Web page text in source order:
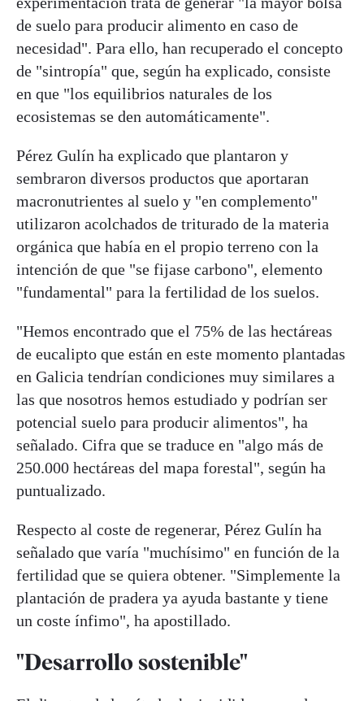
de suelo para producir alimento en caso de
necesidad". Para ello, han recuperado el concepto
de "sintropía" que, según ha explicado, consiste
en que "los equilibrios naturales de los
ecosistemas se den automáticamente".
Pérez Gulín ha explicado que plantaron y
sembraron diversos productos que aportaran
macronutrientes al suelo y "en complemento"
utilizaron acolchados de triturado de la materia
orgánica que había en el propio terreno con la
intención de que "se fijase carbono", elemento
"fundamental" para la fertilidad de los suelos.
"Hemos encontrado que el 75% de las hectáreas
de eucalipto que están en este momento plantadas
en Galicia tendrían condiciones muy similares a
las que nosotros hemos estudiado y podrían ser
potencial suelo para producir alimentos", ha
señalado. Cifra que se traduce en "algo más de
250.000 hectáreas del mapa forestal", según ha
puntualizado.
Respecto al coste de regenerar, Pérez Gulín ha
señalado que varía "muchísimo" en función de la
fertilidad que se quiera obtener. "Simplemente la
plantación de pradera ya ayuda bastante y tiene
un coste ínfimo", ha apostillado.
"Desarrollo sostenible"